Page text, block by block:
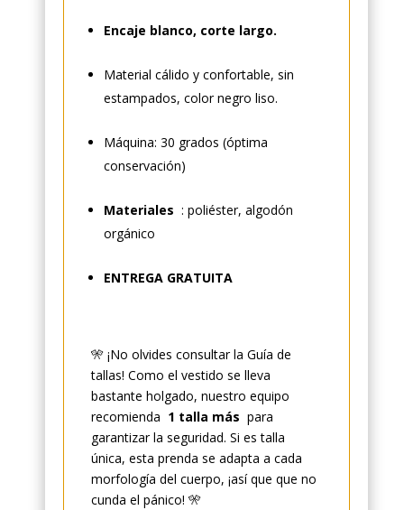
Encaje blanco, corte largo.
Material cálido y confortable, sin
estampados, color negro liso.
Máquina: 30 grados (óptima
conservación)
Materiales : poliéster, algodón
orgánico
ENTREGA GRATUITA
🎌 ¡No olvides consultar la Guía de
tallas! Como el vestido se lleva
bastante holgado, nuestro equipo
recomienda 1 talla más para
garantizar la seguridad. Si es talla
única, esta prenda se adapta a cada
morfología del cuerpo, ¡así que que no
cunda el pánico! 🎌